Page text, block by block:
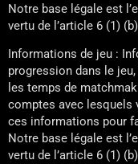
Notre base légale est
vertu de l’article 6 (1)
Informations de jeu :
progression dans le
les temps de
comptes avec lesquels
ces informations pour
Notre base légale est
vertu de l’article 6 (1)